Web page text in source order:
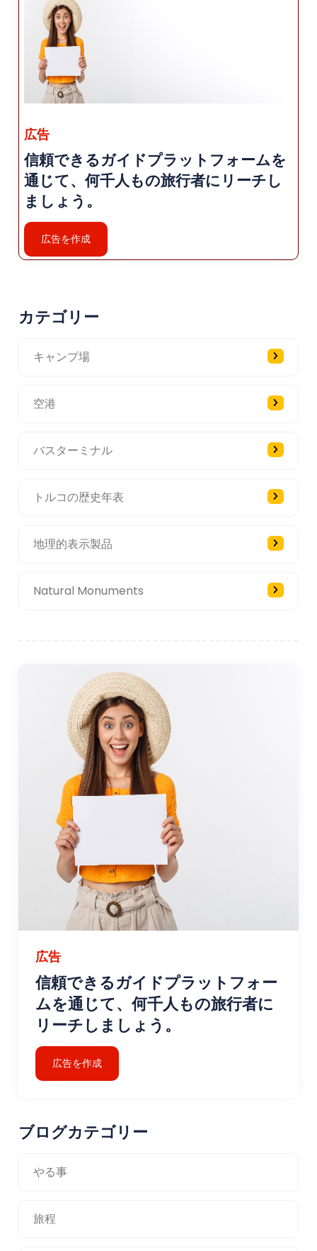
広告
信頼できるガイドプラットフォームを
通じて、何千人もの旅行者にリーチし
ましょう。
広告を作成
カテゴリー
キャンプ場
空港
バスターミナル
トルコの歴史年表
地理的表示製品
Natural Monuments
広告
信頼できるガイドプラットフォー
ムを通じて、何千人もの旅行者に
リーチしましょう。
広告を作成
ブログカテゴリー
やる事
旅程